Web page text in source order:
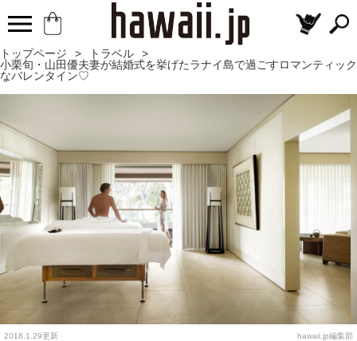
トップページ > トラベル
>
小栗旬・山田優夫妻が結婚式を挙げたラナイ島で過ごすロマンティック
なバレンタイン♡
2018.1.29更新 hawaii.jp編集部